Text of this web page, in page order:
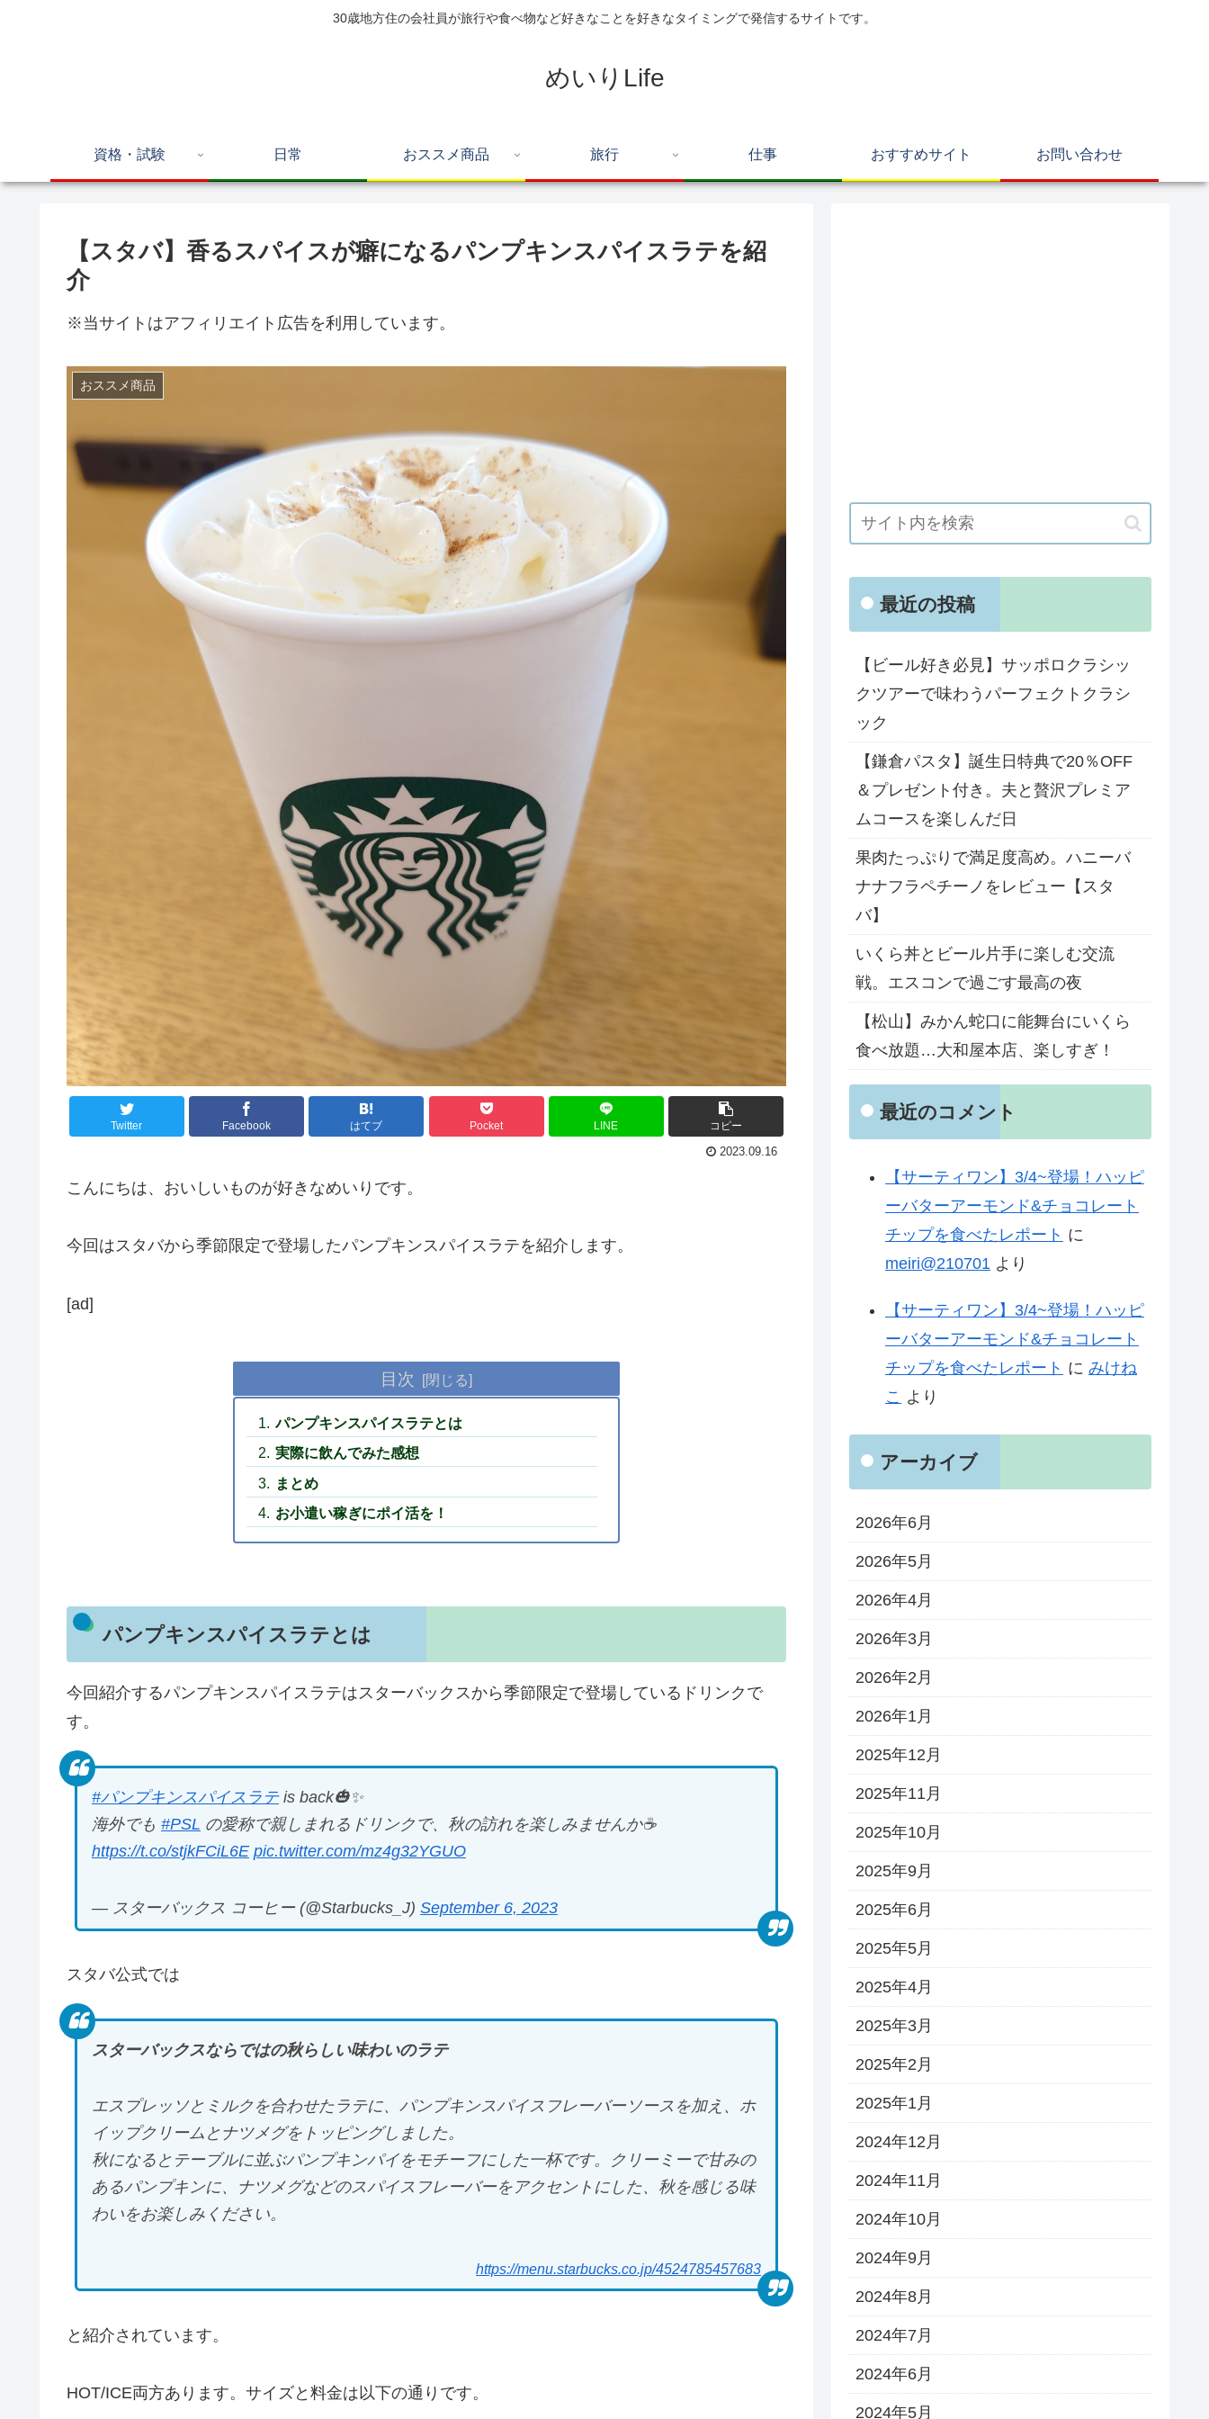
30歳地方住の会社員が旅行や食べ物など好きなことを好きなタイミングで発信するサイトです。
めいりLife
資格・試験 日常 おススメ商品 旅行 仕事 おすすめサイト お問い合わせ
【スタバ】香るスパイスが癖になるパンプキンスパイスラテを紹
介
※当サイトはアフィリエイト広告を利用しています。
おススメ商品
Twitter Facebook はてブ Pocket LINE コピー
2023.09.16
こんにちは、おいしいものが好きなめいりです。
今回はスタバから季節限定で登場したパンプキンスパイスラテを紹介します。
[ad]
目次
パンプキンスパイスラテとは
実際に飲んでみた感想
まとめ
お小遣い稼ぎにポイ活を！
パンプキンスパイスラテとは
今回紹介するパンプキンスパイスラテはスターバックスから季節限定で登場しているドリンクで
す。
#パンプキンスパイスラテis back🎃✨
海外でも #PSL の愛称で親しまれるドリンクで、秋の訪れを楽しみませんか☕
https://t.co/stjkFCiL6E pic.twitter.com/mz4g32YGUO
— スターバックス コーヒー (@Starbucks_J) September 6, 2023
スタバ公式では
スターバックスならではの秋らしい味わいのラテ
エスプレッソとミルクを合わせたラテに、パンプキンスパイスフレーバーソースを加え、ホ
イップクリームとナツメグをトッピングしました。
秋になるとテーブルに並ぶパンプキンパイをモチーフにした一杯です。クリーミーで甘みの
あるパンプキンに、ナツメグなどのスパイスフレーバーをアクセントにした、秋を感じる味
わいをお楽しみください。
https://menu.starbucks.co.jp/4524785457683
と紹介されています。
HOT/ICE両方あります。サイズと料金は以下の通りです。
最近の投稿
【ビール好き必見】サッポロクラシッ
クツアーで味わうパーフェクトクラシ
ック
【鎌倉パスタ】誕生日特典で20％OFF
＆プレゼント付き。夫と贅沢プレミア
ムコースを楽しんだ日
果肉たっぷりで満足度高め。ハニーバ
ナナフラペチーノをレビュー【スタ
バ】
いくら丼とビール片手に楽しむ交流
戦。エスコンで過ごす最高の夜
【松山】みかん蛇口に能舞台にいくら
食べ放題…大和屋本店、楽しすぎ！
最近のコメント
【サーティワン】3/4~登場！ハッピ
ーバターアーモンド&チョコレート
チップを食べたレポート に
meiri@210701 より
【サーティワン】3/4~登場！ハッピ
ーバターアーモンド&チョコレート
チップを食べたレポート に みけね
こ より
アーカイブ
2026年6月
2026年5月
2026年4月
2026年3月
2026年2月
2026年1月
2025年12月
2025年11月
2025年10月
2025年9月
2025年6月
2025年5月
2025年4月
2025年3月
2025年2月
2025年1月
2024年12月
2024年11月
2024年10月
2024年9月
2024年8月
2024年7月
2024年6月
2024年5月